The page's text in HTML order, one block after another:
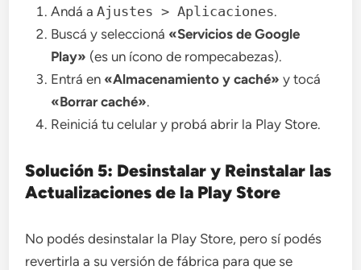
Andá aAjustes > Aplicaciones.
Buscá y seleccioná «Servicios de Google
Play» (es un ícono de rompecabezas).
Entrá en «Almacenamiento y caché» y tocá
«Borrar caché».
Reiniciá tu celular y probá abrir la Play Store.
Solución 5: Desinstalar y Reinstalar las
Actualizaciones de la Play Store
No podés desinstalar la Play Store, pero sí podés
revertirla a su versión de fábrica para que se